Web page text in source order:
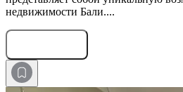
недвижимости Бали....